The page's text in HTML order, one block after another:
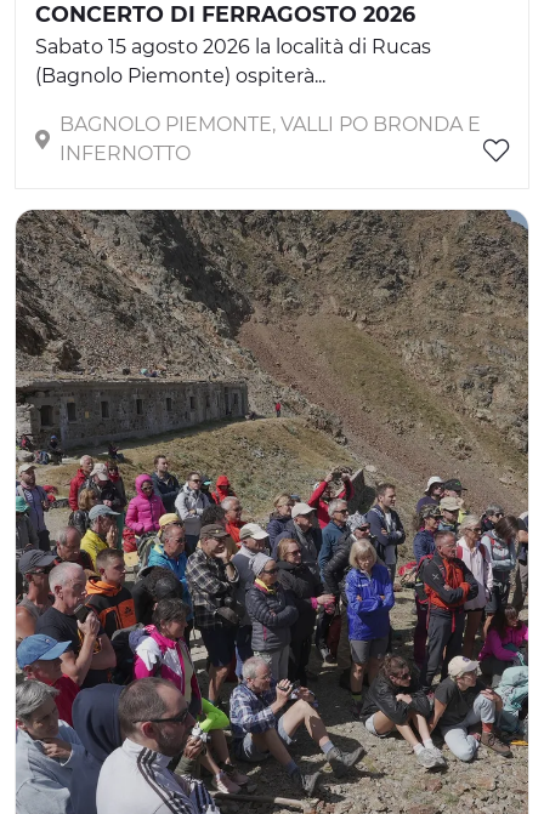
CONCERTO DI FERRAGOSTO 2026
Sabato 15 agosto 2026 la località di Rucas
(Bagnolo Piemonte) ospiterà...
BAGNOLO PIEMONTE, VALLI PO BRONDA E
INFERNOTTO